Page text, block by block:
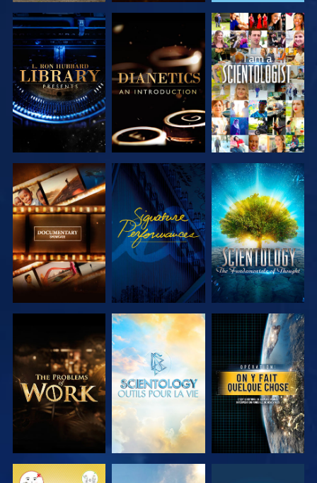
DÉCOUVRIR
LES SÉRIES
DÉCOUVRIR
LES SÉRIES
REGARDER
DÉCOUVRIR
LES SÉRIES
REGARDER
DÉCOUVRIR
LES SÉRIES
DÉCOUVRIR
LES SÉRIES
DÉCOUVRIR
LES SÉRIES
REGARDER